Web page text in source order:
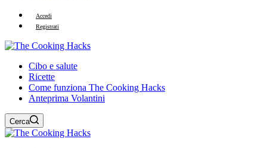
Accedi
Registrati
Cibo e salute
Ricette
Come funziona The Cooking Hacks
Anteprima Volantini
Cerca